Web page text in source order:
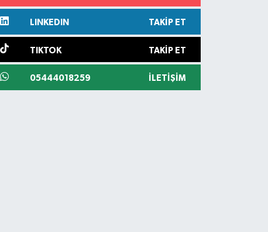
LINKEDIN TAKIP ET
TIKTOK TAKIP ET
05444018259 İLETIŞIM